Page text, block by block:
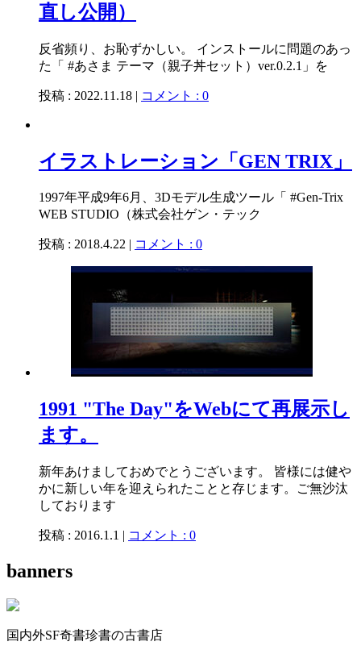
直し公開）
反省頻り、お恥ずかしい。 インストールに問題のあっ
た「 #あさま テーマ（親子丼セット）ver.0.2.1」を
投稿 : 2022.11.18 | コメント : 0
イラストレーション「GEN TRIX」
1997年平成9年6月、3Dモデル生成ツール「 #Gen-Trix
WEB STUDIO（株式会社ゲン・テック
投稿 : 2018.4.22 | コメント : 0
1991 "The Day"をWebにて再展示し
ます。
新年あけましておめでとうございます。 皆様には健や
かに新しい年を迎えられたことと存じます。ご無沙汰
しております
投稿 : 2016.1.1 | コメント : 0
banners
国内外SF奇書珍書の古書店